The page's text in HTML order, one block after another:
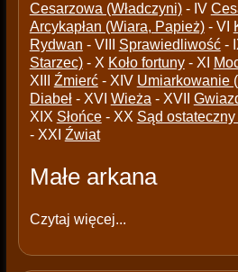
Cesarzowa (Władczyni)- IV
Arcykapłan (Wiara, Papież)- VI
Rydwan - VIII Sprawiedliwość-
Starzec)- X Koło fortuny- XI
XIII Źmierć- XIV Umiarkowanie
Diabeł- XVI Wieża - XVII
XIX Słońce- XX Sąd
- XXI Źwiat
Małe arkana
Czytaj więcej...